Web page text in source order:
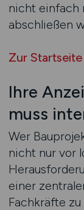
nicht einfach
abschließen
Zur Startseite
Ihre
muss
Wer
nicht nur vor
einer
Fachkräfte